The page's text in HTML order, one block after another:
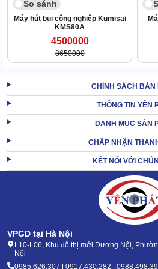
nhẹ đến nặng, bụi mịn, rác thô, chất
hề giảm hiệu suất.
Với lưu lượng khí lên tới 350 lít/giây,
trên diện rộng suốt thời gian dài.
So sánh
Máy hút bụi công nghiệp Kumisai
KMS80A
4500000
8650000
CHÍNH SÁCH BÁN
THÔNG TIN YÊN
DANH MỤC SẢN
CHẤP NHẬN
KẾT NỐI VỚI
VPGD tại Hà Nội
L10-L06, Khu đô thị mới Dương Nội,
Nội
0985.626.307 | 0917.430.282 |